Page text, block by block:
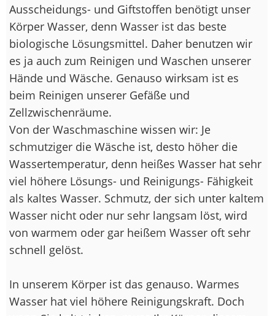
Ausscheidungs- und Giftstoffen benötigt unser
Körper Wasser, denn Wasser ist das beste
biologische Lösungsmittel. Daher benutzen wir
es ja auch zum Reinigen und Waschen unserer
Hände und Wäsche. Genauso wirksam ist es
beim Reinigen unserer Gefäße und
Zellzwischenräume.
Von der Waschmaschine wissen wir: Je
schmutziger die Wäsche ist, desto höher die
Wassertemperatur, denn heißes Wasser hat sehr
viel höhere Lösungs- und Reinigungs- Fähigkeit
als kaltes Wasser. Schmutz, der sich unter kaltem
Wasser nicht oder nur sehr langsam löst, wird
von warmem oder gar heißem Wasser oft sehr
schnell gelöst.
In unserem Körper ist das genauso. Warmes
Wasser hat viel höhere Reinigungskraft. Doch